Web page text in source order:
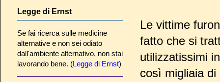
Le vittime
fatto che si
utilizzatissimi
così migliaia di
Legge di Ernst
Se fai ricerca sulle medicine
alternative e non sei odiato
dall'ambiente alternativo, non stai
lavorando bene. (Legge di Ernst)